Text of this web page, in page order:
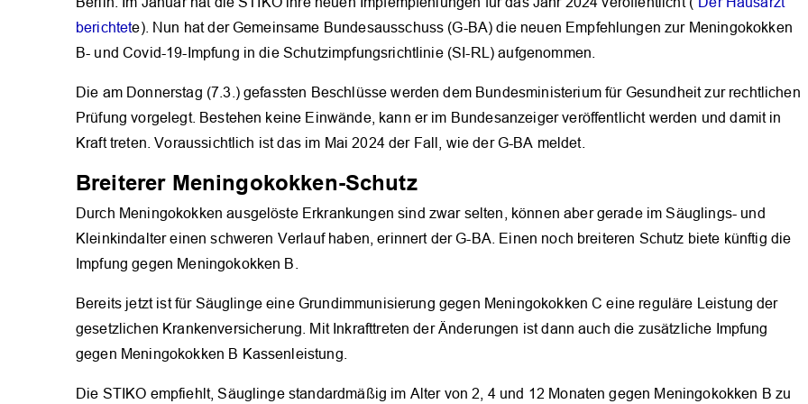
berichtete). Nun hat der Gemeinsame Bundesausschuss (G-BA) die neuen Empfehlungen zur Meningokokken
B- und Covid-19-Impfung in die Schutzimpfungsrichtlinie (SI-RL) aufgenommen.
Die am Donnerstag (7.3.) gefassten Beschlüsse werden dem Bundesministerium für Gesundheit zur rechtlichen
Prüfung vorgelegt. Bestehen keine Einwände, kann er im Bundesanzeiger veröffentlicht werden und damit in
Kraft treten. Voraussichtlich ist das im Mai 2024 der Fall, wie der G-BA meldet.
Breiterer Meningokokken-Schutz
Durch Meningokokken ausgelöste Erkrankungen sind zwar selten, können aber gerade im Säuglings- und
Kleinkindalter einen schweren Verlauf haben, erinnert der G-BA. Einen noch breiteren Schutz biete künftig die
Impfung gegen Meningokokken B.
Bereits jetzt ist für Säuglinge eine Grundimmunisierung gegen Meningokokken C eine reguläre Leistung der
gesetzlichen Krankenversicherung. Mit Inkrafttreten der Änderungen ist dann auch die zusätzliche Impfung
gegen Meningokokken B Kassenleistung.
Die STIKO empfiehlt, Säuglinge standardmäßig im Alter von 2, 4 und 12 Monaten gegen Meningokokken B zu